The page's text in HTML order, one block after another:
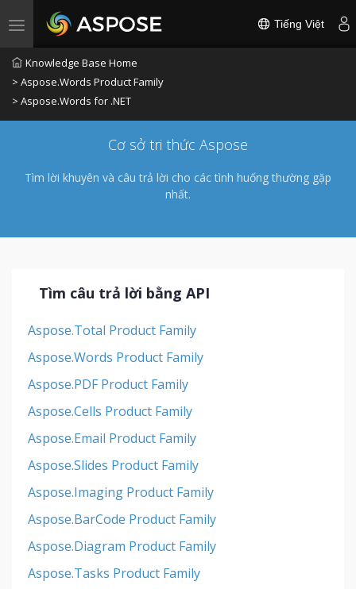
Toggle navigation Tiếng Việt
Knowledge Base Home
> Aspose.Words Product Family
> Aspose.Words for .NET
Cơ sở tri thức Aspose
Tìm lời khuyên và câu trả lời cho các tình huống thường gặp
nhất.
Tìm câu trả lời bằng API
Aspose.Total Product Family
Aspose.Words Product Family
Aspose.PDF Product Family
Aspose.Cells Product Family
Aspose.Email Product Family
Aspose.Slides Product Family
Aspose.Imaging Product Family
Aspose.BarCode Product Family
Aspose.Diagram Product Family
Aspose.Tasks Product Family